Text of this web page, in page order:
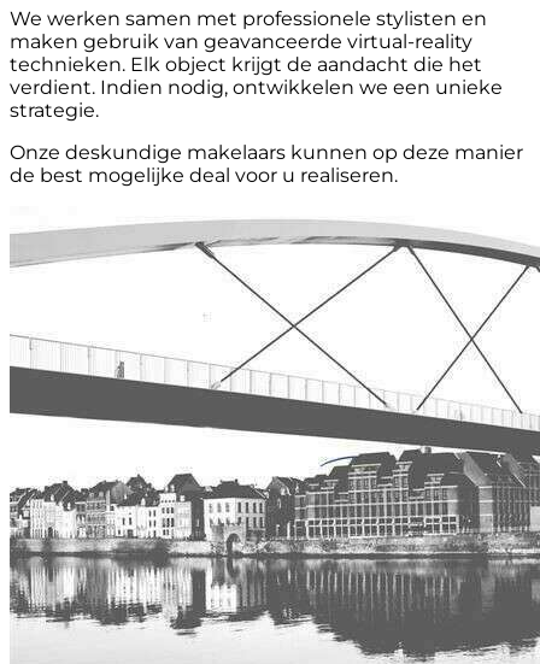
We werken samen met professionele stylisten en
maken gebruik van geavanceerde virtual-reality
technieken. Elk object krijgt de aandacht die het
verdient. Indien nodig, ontwikkelen we een unieke
strategie.
Onze deskundige makelaars kunnen op deze manier
de best mogelijke deal voor u realiseren.